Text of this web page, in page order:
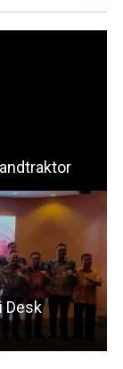
Desk